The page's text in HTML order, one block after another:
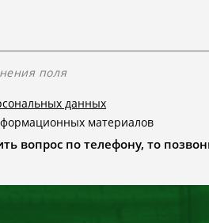
поля
данных
материалов
вопрос по телефону, то